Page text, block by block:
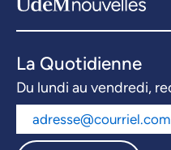
La Quotidienne
Du lundi au vendredi,